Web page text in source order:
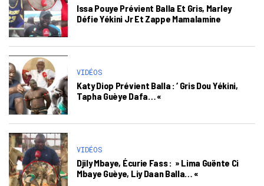
Issa Pouye Prévient Balla Et Gris, Marley
Défie Yékini Jr Et Zappe Mamalamine
VIDÉOS
Katy Diop Prévient Balla : ‘ Gris Dou Yékini,
Tapha Guèye Dafa… «
VIDÉOS
Djily Mbaye, Écurie Fass : » Lima Guënte Ci
Mbaye Guèye, Liy Daan Balla… «